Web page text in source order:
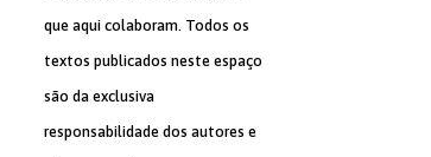
que aqui colaboram. Todos os
textos publicados neste espaço
são da exclusiva
responsabilidade dos autores e